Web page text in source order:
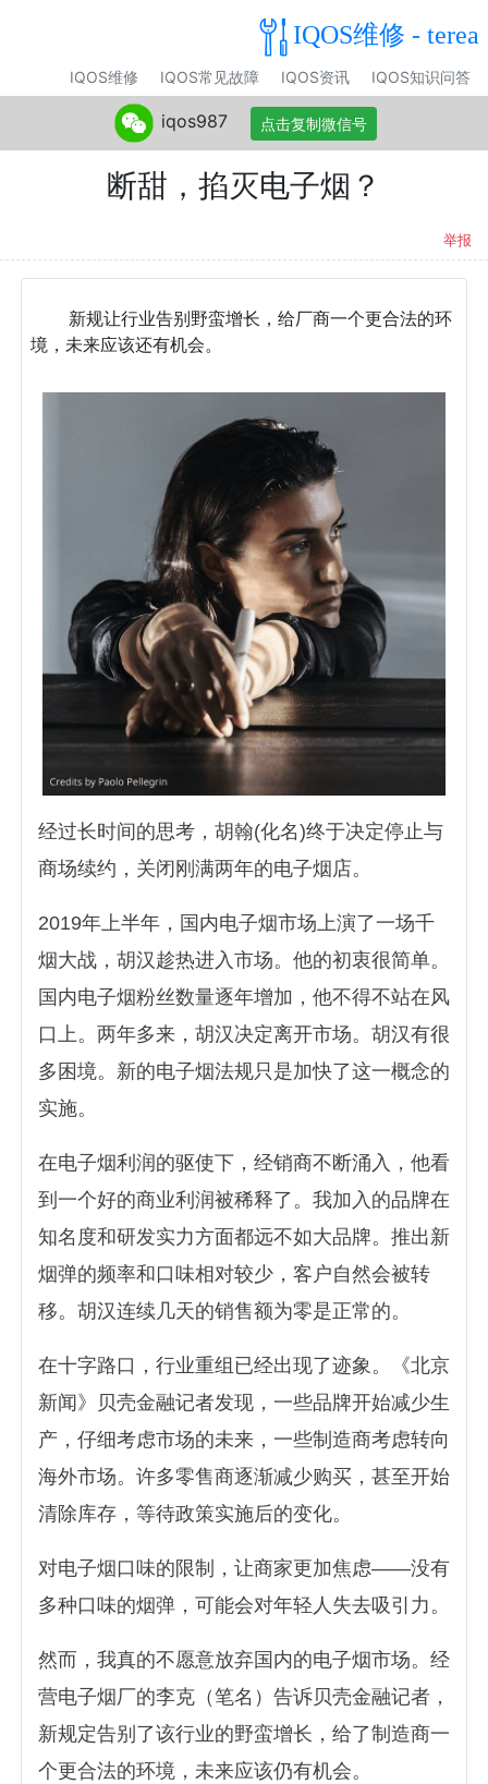
IQOS维修 - terea
IQOS维修 IQOS常见故障 IQOS资讯 IQOS知识问答
断甜，掐灭电子烟？
举报
新规让行业告别野蛮增长，给厂商一个更合法的环
境，未来应该还有机会。
经过长时间的思考，胡翰(化名)终于决定停止与
商场续约，关闭刚满两年的电子烟店。
2019年上半年，国内电子烟市场上演了一场千
烟大战，胡汉趁热进入市场。他的初衷很简单。
国内电子烟粉丝数量逐年增加，他不得不站在风
口上。两年多来，胡汉决定离开市场。胡汉有很
多困境。新的电子烟法规只是加快了这一概念的
实施。
在电子烟利润的驱使下，经销商不断涌入，他看
到一个好的商业利润被稀释了。我加入的品牌在
知名度和研发实力方面都远不如大品牌。推出新
烟弹的频率和口味相对较少，客户自然会被转
移。胡汉连续几天的销售额为零是正常的。
在十字路口，行业重组已经出现了迹象。《北京
新闻》贝壳金融记者发现，一些品牌开始减少生
产，仔细考虑市场的未来，一些制造商考虑转向
海外市场。许多零售商逐渐减少购买，甚至开始
清除库存，等待政策实施后的变化。
对电子烟口味的限制，让商家更加焦虑——没有
多种口味的烟弹，可能会对年轻人失去吸引力。
然而，我真的不愿意放弃国内的电子烟市场。经
营电子烟厂的李克（笔名）告诉贝壳金融记者，
新规定告别了该行业的野蛮增长，给了制造商一
个更合法的环境，未来应该仍有机会。
iqos987 点击复制微信号